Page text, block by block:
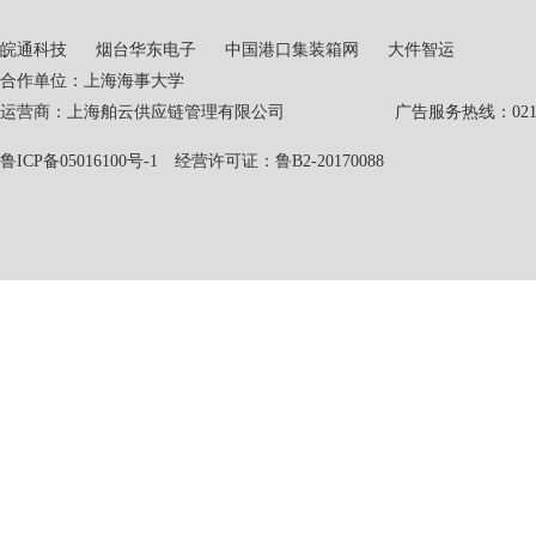
皖通科技 烟台华东电子 中国港口集装箱网
大件智运
合作单位：上海海事大学
运营商：上海舶云供应链管理有限公司 广告服务热线：021-
鲁ICP备05016100号-1 经营许可证：鲁B2-20170088